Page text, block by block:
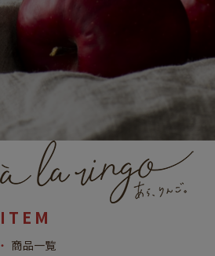
ITEM
商品一覧